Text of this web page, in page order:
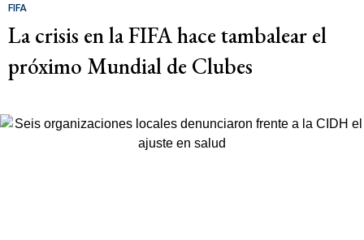
FIFA
La crisis en la FIFA hace tambalear el
próximo Mundial de Clubes